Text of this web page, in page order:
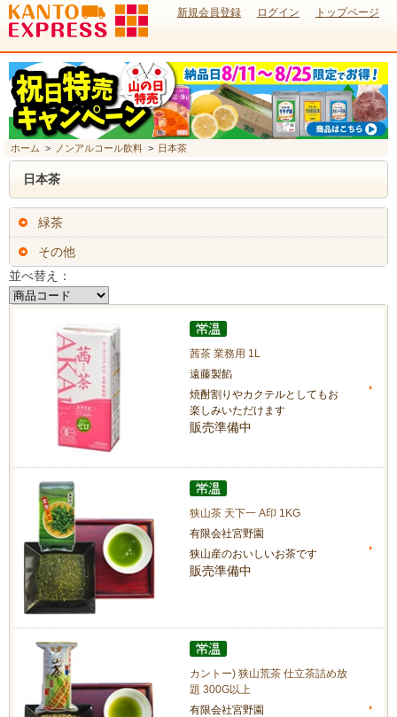
新規会員登録 ログイン トップページ
ホーム > ノンアルコール飲料 > 日本茶
日本茶
緑茶
その他
並べ替え：
茜茶 業務用 1L
遠藤製餡
焼酎割りやカクテルとしてもお
楽しみいただけます
販売準備中
狭山茶 天下一 A印 1KG
有限会社宮野園
狭山産のおいしいお茶です
販売準備中
カントー) 狭山荒茶 仕立茶詰め放
題 300G以上
有限会社宮野園